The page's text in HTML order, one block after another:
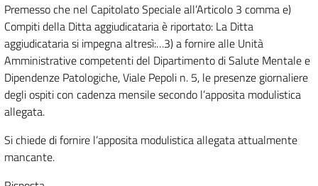
Premesso che nel Capitolato Speciale all’Articolo 3 comma e)
Compiti della Ditta aggiudicataria è riportato: La Ditta
aggiudicataria si impegna altresì:…3) a fornire alle Unità
Amministrative competenti del Dipartimento di Salute Mentale e
Dipendenze Patologiche, Viale Pepoli n. 5, le presenze giornaliere
degli ospiti con cadenza mensile secondo l’apposita modulistica
allegata.
Si chiede di fornire l’apposita modulistica allegata attualmente
mancante.